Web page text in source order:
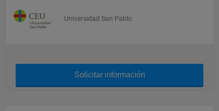
Universidad San Pablo
Solicitar información